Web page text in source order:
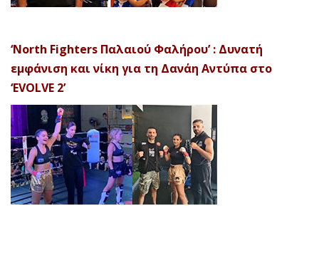
‘North Fighters Παλαιού Φαλήρου’ : Δυνατή
εμφάνιση και νίκη για τη Δανάη Αντύπα στο
‘EVOLVE 2’